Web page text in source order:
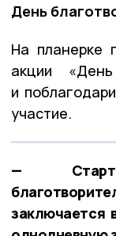
День
На планерке
акции «День
и
участие.
—
заключается